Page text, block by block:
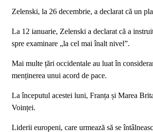
Zelenski, la 26 decembrie, a declarat că un
La 12 ianuarie, Zelenski a declarat că a
spre examinare „la cel mai înalt nivel”.
Mai multe țări occidentale au luat în
menținerea unui acord de pace.
La începutul acestei luni, Franța și Marea
Voinței.
Liderii europeni, care urmează să se